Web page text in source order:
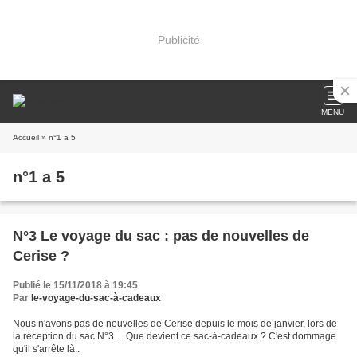
Publicité
MENU
Accueil » n°1 a 5
n°1 a 5
N°3 Le voyage du sac : pas de nouvelles de
Cerise ?
Publié le 15/11/2018 à 19:45
Par le-voyage-du-sac-à-cadeaux
Nous n'avons pas de nouvelles de Cerise depuis le mois de janvier, lors de
la réception du sac N°3.... Que devient ce sac-à-cadeaux ? C'est dommage
qu'il s'arrête là..